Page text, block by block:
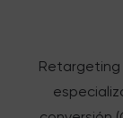
Retargeting